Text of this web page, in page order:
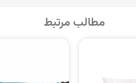
مطالب مرتبط